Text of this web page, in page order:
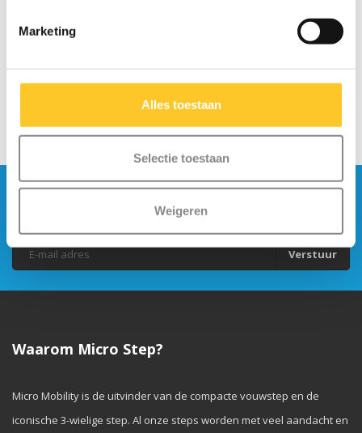
Marketing
Alles toestaan
Selectie toestaan
Weigeren
€14,95 €19,95
Blijf op de hoogte en schrijf je in voor onze
Verstuur
Waarom Micro Step?
Micro Mobility is de uitvinder van de compacte vouwstep en de
iconische 3-wielige step. Al onze steps worden met veel aandacht en